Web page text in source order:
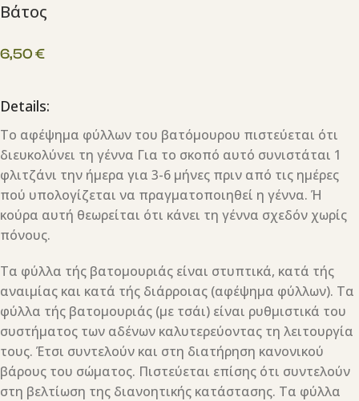
Βάτος
6,50€
Details:
Το αφέψημα φύλλων του βατόμουρου πιστεύεται ότι
διευκολύνει τη γέννα Για το σκοπό αυτό συνιστάται 1
φλιτζάνι την ήμερα για 3-6 μήνες πριν από τις ημέρες
πού υπολογίζεται να πραγματοποιηθεί η γέννα. Ή
κούρα αυτή θεωρείται ότι κάνει τη γέννα σχεδόν χωρίς
πόνους.
Τα φύλλα τής βατομουριάς είναι στυπτικά, κατά τής
αναιμίας και κατά τής διάρροιας (αφέψημα φύλλων). Τα
φύλλα τής βατομουριάς (με τσάι) είναι ρυθμιστικά του
συστήματος των αδένων καλυτερεύοντας τη λειτουργία
τους. Έτσι συντελούν και στη διατήρηση κανονικού
βάρους του σώματος. Πιστεύεται επίσης ότι συντελούν
στη βελτίωση της διανοητικής κατάστασης. Τα φύλλα